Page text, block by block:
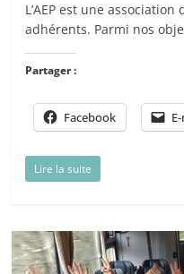
​L’AEP est une
adhérents. Parmi nos
Partager :
Facebook
Lire la suite